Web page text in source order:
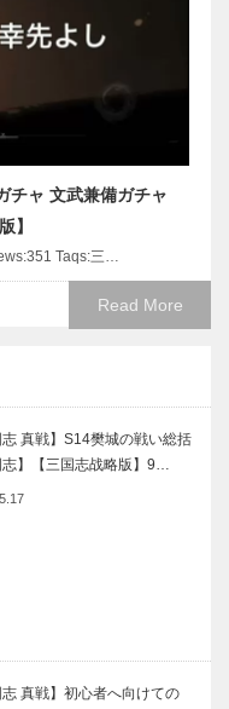
チャ 文武兼備ガチャ
】
Taqs:三…
Read More
志 真戦】S14樊城の戦い総括
志】【三国志战略版】9…
志 真戦】初心者へ向けての